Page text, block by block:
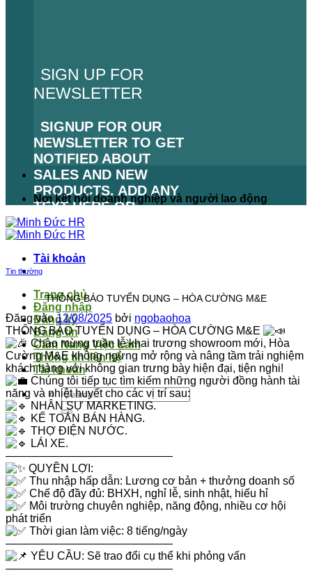
SIGN UP FOR
NEWSLETTER
SIGNUP FOR OUR
NEWSLETTER TO GET
NOTIFIED ABOUT
SALES AND NEW
PRODUCTS. ADD ANY
TEXT HERE OR
REMOVE IT.
LỖI:KHÔNG TÌM THẤY
BIỂU MẪU LIÊN HỆ.
Nơi kết nối doanh nghiệp và người lao động
Tài khoản
Trang chủ
Đăng nhập
Đăng ký
Đăng tin
Cẩm Nang Việc Làm
Thông tin liên hệ
Tài khoản
Tin thường
THÔNG BÁO TUYỂN DỤNG – HÒA CƯỜNG M&E
Đăng vào12/08/2025 bởi ngobaohoa
THÔNG BÁO TUYỂN DỤNG – HÒA CƯỜNG M&E
Chào mừng tuần lễ khai trương showroom mới, Hòa
Cường M&E không ngừng mở rộng và nâng tầm trải nghiệm
khách hàng với không gian trưng bày hiện đại, tiện nghi!
Chúng tôi tiếp tục tìm kiếm những người đồng hành tài
năng và nhiệt huyết cho các vị trí sau:
NHÂN SỰ MARKETING.
KẾ TOÁN BÁN HÀNG.
THỢ ĐIỆN NƯỚC.
LÁI XE.
———————————————
QUYỀN LỢI:
Thu nhập hấp dẫn: Lương cơ bản + thưởng doanh số
Chế độ đầy đủ: BHXH, nghỉ lễ, sinh nhật, hiếu hỉ
Môi trường chuyên nghiệp, năng động, nhiều cơ hội
phát triển
Thời gian làm việc: 8 tiếng/ngày
———————————————
YÊU CẦU: Sẽ trao đổi cụ thể khi phỏng vấn
———————————————